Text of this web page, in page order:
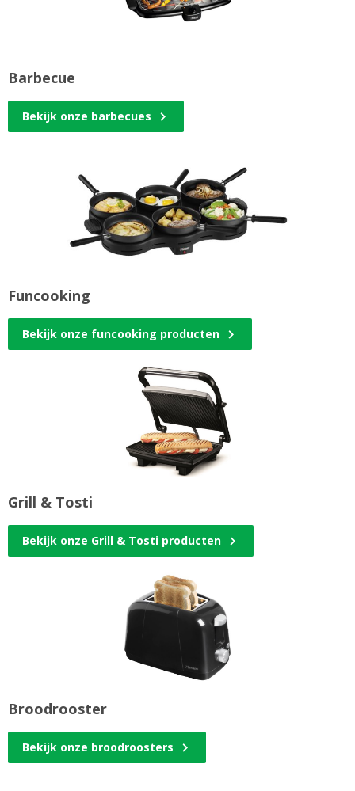
Barbecue
Bekijk onze barbecues
Funcooking
Bekijk onze funcooking producten
Grill & Tosti
Bekijk onze Grill & Tosti producten
Broodrooster
Bekijk onze broodroosters